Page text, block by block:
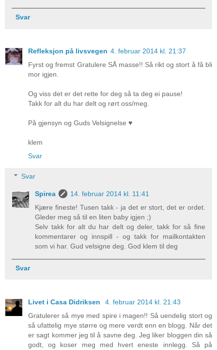
Svar
Refleksjon på livsvegen 4. februar 2014 kl. 21:37
Fyrst og fremst Gratulere SÅ masse!! Så rikt og stort å få bli
mor igjen.
Og viss det er det rette for deg så ta deg ei pause!
Takk for alt du har delt og rørt oss/meg.
På gjensyn og Guds Velsignelse ♥
klem
Svar
Svar
Spirea
14. februar 2014 kl. 11:41
Kjære fineste! Tusen takk - ja det er stort, det er ordet.
Gleder meg så til en liten baby igjen ;)
Selv takk for alt du har delt og deler, takk for så fine
kommentarer og innspill - og takk for mailkontakten
som vi har. Gud velsigne deg. God klem til deg
Svar
Livet i Casa Didriksen
4. februar 2014 kl. 21:43
Gratulerer så mye med spire i magen!! Så uendelig stort og
så ufattelig mye større og mere verdt enn en blogg. Når det
er sagt kommer jeg til å savne deg. Jeg liker bloggen din så
godt, og koser meg med hvert eneste innlegg. Så på